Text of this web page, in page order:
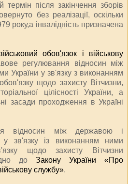
термін після закінчення зборів
без реалізації, оскільки
року,а інвалідність призначена
обов'язок і військову
регулювання відносин між
України у зв'язку з виконанням
щодо захисту Вітчизни,
цілісності України, а
засади проходження в Україні
відносин між державою і
у зв'язку із виконанням ними
щодо захисту Вітчизни
до Закону України «Про
службу».